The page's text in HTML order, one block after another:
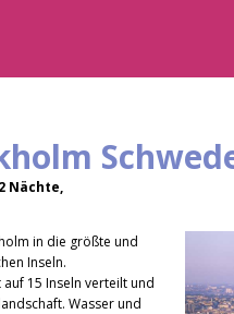
Nächte,
in die größte und
Inseln.
15 Inseln verteilt und
Wasser und